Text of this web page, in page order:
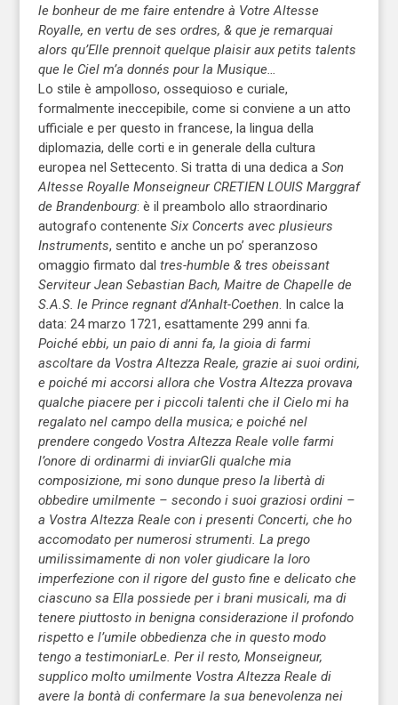
le bonheur de me faire entendre à Votre Altesse
Royalle, en vertu de ses ordres, & que je remarquai
alors qu’Elle prennoit quelque plaisir aux petits talents
que le Ciel m’a donnés pour la Musique…
Lo stile è ampolloso, ossequioso e curiale,
formalmente ineccepibile, come si conviene a un atto
ufficiale e per questo in francese, la lingua della
diplomazia, delle corti e in generale della cultura
europea nel Settecento. Si tratta di una dedica a Son
Altesse Royalle Monseigneur CRETIEN LOUIS Marggraf
de Brandenbourg: è il preambolo allo straordinario
autografo contenente Six Concerts avec plusieurs
Instruments, sentito e anche un po’ speranzoso
omaggio firmato dal tres-humble & tres obeissant
Serviteur Jean Sebastian Bach, Maitre de Chapelle de
S.A.S. le Prince regnant d’Anhalt-Coethen. In calce la
data: 24 marzo 1721, esattamente 299 anni fa.
Poiché ebbi, un paio di anni fa, la gioia di farmi
ascoltare da Vostra Altezza Reale, grazie ai suoi ordini,
e poiché mi accorsi allora che Vostra Altezza provava
qualche piacere per i piccoli talenti che il Cielo mi ha
regalato nel campo della musica; e poiché nel
prendere congedo Vostra Altezza Reale volle farmi
l’onore di ordinarmi di inviarGli qualche mia
composizione, mi sono dunque preso la libertà di
obbedire umilmente – secondo i suoi graziosi ordini –
a Vostra Altezza Reale con i presenti Concerti, che ho
accomodato per numerosi strumenti. La prego
umilissimamente di non voler giudicare la loro
imperfezione con il rigore del gusto fine e delicato che
ciascuno sa Ella possiede per i brani musicali, ma di
tenere piuttosto in benigna considerazione il profondo
rispetto e l’umile obbedienza che in questo modo
tengo a testimoniarLe. Per il resto, Monseigneur,
supplico molto umilmente Vostra Altezza Reale di
avere la bontà di confermare la sua benevolenza nei